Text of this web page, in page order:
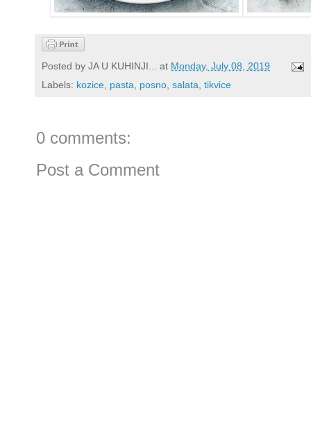
Posted by JA U KUHINJI... at Monday, July 08, 2019
Labels: kozice, pasta, posno, salata, tikvice
0 comments:
Post a Comment